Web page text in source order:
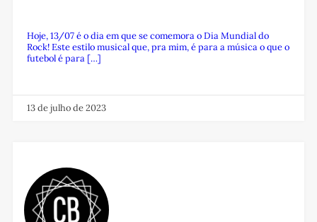
Hoje, 13/07 é o dia em que se comemora o Dia Mundial do
Rock! Este estilo musical que, pra mim, é para a música o que o
futebol é para […]
13 de julho de 2023